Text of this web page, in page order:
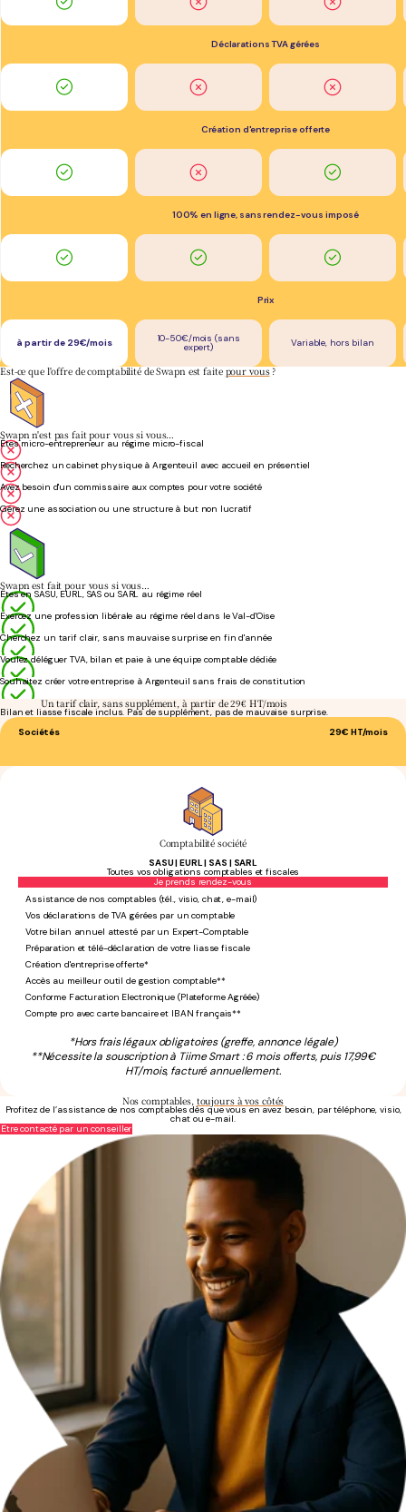
Déclarations TVA gérées
Création d'entreprise offerte
100% en ligne, sans rendez-vous imposé
Prix
à partir de 29€/mois 10-50€/mois (sans
expert) Variable, hors bilan
Est-ce que l'offre de comptabilité de Swapn est faitepour vous?
Swapn n'est pas fait pour vous si vous…
Êtes micro-entrepreneur au régime micro-fiscal
Recherchez un cabinet physique à Argenteuil avec accueil en présentiel
Avez besoin d'un commissaire aux comptes pour votre société
Gérez une association ou une structure à but non lucratif
Swapn est fait pour vous si vous…
Êtes en SASU, EURL, SAS ou SARL au régime réel
Exercez une profession libérale au régime réel dans le Val-d'Oise
Cherchez un tarif clair, sans mauvaise surprise en fin d'année
Voulez déléguer TVA, bilan et paie à une équipe comptable dédiée
Souhaitez créer votre entreprise à Argenteuil sans frais de constitution
Un tarif clair, sans supplément, à partir de 29€ HT/mois
Bilan et liasse fiscale inclus. Pas de supplément, pas de mauvaise surprise.
Sociétés
29€ HT/mois
Comptabilité société
SASU | EURL | SAS | SARL
Toutes vos obligations comptables et fiscales
Je prends rendez-vous
Sans engagement
Assistance de nos comptables (tél., visio, chat, e-mail)
Vos déclarations de TVA gérées par un comptable
Votre bilan annuel attesté par un Expert-Comptable
Préparation et télé-déclaration de votre liasse fiscale
Création d'entreprise offerte*
Accès au meilleur outil de gestion comptable**
Conforme Facturation Electronique (Plateforme Agréée)
Compte pro avec carte bancaire et IBAN français**
*Hors frais légaux obligatoires (greffe, annonce légale)
**Nécessite la souscription à Tiime Smart : 6 mois offerts, puis 17,99€
HT/mois, facturé annuellement.
Nos comptables, toujours à vos côtés
Profitez de l’assistance de nos comptables dès que vous en avez besoin, par téléphone, visio,
chat ou e-mail.
Être contacté par un conseiller